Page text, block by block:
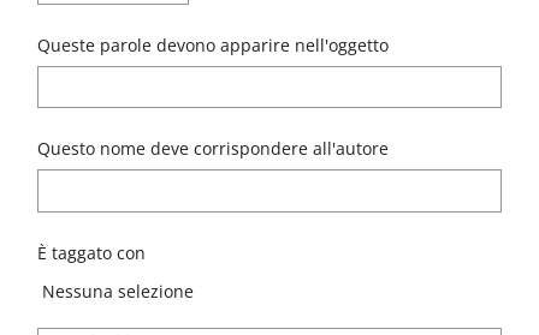
Queste parole devono apparire nell'oggetto
Questo nome deve corrispondere all'autore
È taggato con
Elementi selezionati:
Nessuna selezione